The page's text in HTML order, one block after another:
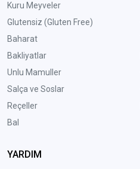
Kuru Meyveler
Glutensiz (Gluten Free)
Baharat
Bakliyatlar
Unlu Mamuller
Salça ve Soslar
Reçeller
Bal
YARDIM